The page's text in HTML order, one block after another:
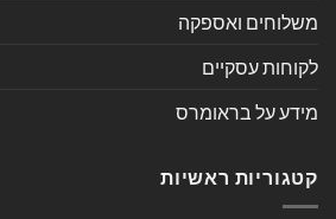
משלוחים ואספקה
לקוחות עסקיים
מידע על בראומרס
קטגוריות ראשיות